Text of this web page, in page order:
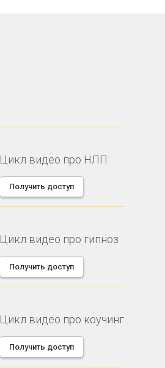
Цикл видео про НЛП
Получить доступ
Цикл видео про гипноз
Получить доступ
Цикл видео про коучинг
Получить доступ